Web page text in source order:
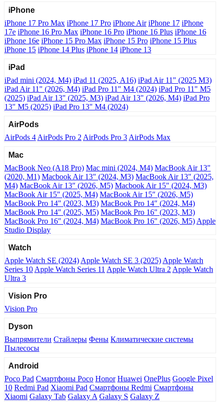
iPhone
iPhone 17 Pro Max iPhone 17 Pro iPhone Air iPhone 17 iPhone
17e iPhone 16 Pro Max iPhone 16 Pro iPhone 16 Plus iPhone 16
iPhone 16e iPhone 15 Pro Max iPhone 15 Pro iPhone 15 Plus
iPhone 15 iPhone 14 Plus iPhone 14 iPhone 13
iPad
iPad mini (2024, M4) iPad 11 (2025, A16) iPad Air 11" (2025 M3)
iPad Air 11" (2026, M4) iPad Pro 11" M4 (2024) iPad Pro 11" M5
(2025) iPad Air 13" (2025, M3) iPad Air 13" (2026, M4) iPad Pro
13" M5 (2025) iPad Pro 13" M4 (2024)
AirPods
AirPods 4 AirPods Pro 2 AirPods Pro 3 AirPods Max
Mac
MacBook Neo (A18 Pro) Mac mini (2024, M4) MacBook Air 13"
(2020, M1) Macbook Air 13" (2024, M3) MacBook Air 13" (2025,
M4) MacBook Air 13″ (2026, M5) Macbook Air 15" (2024, M3)
MacBook Air 15" (2025, M4) MacBook Air 15″ (2026, M5)
MacBook Pro 14" (2023, M3) MacBook Pro 14″ (2024, M4)
MacBook Pro 14″ (2025, M5) MacBook Pro 16" (2023, M3)
MacBook Pro 16″ (2024, M4) MacBook Pro 16" (2026, M5) Apple
Studio Display
Watch
Apple Watch SE (2024) Apple Watch SE 3 (2025) Apple Watch
Series 10 Apple Watch Series 11 Apple Watch Ultra 2 Apple Watch
Ultra 3
Vision Pro
Vision Pro
Dyson
Выпрямители Стайлеры Фены Климатические системы
Пылесосы
Android
Poco Pad Смартфоны Poco Honor Huawei OnePlus Google Pixel
10 Redmi Pad Xiaomi Pad Смартфоны Redmi Смартфоны
Xiaomi Galaxy Tab Galaxy A Galaxy S Galaxy Z